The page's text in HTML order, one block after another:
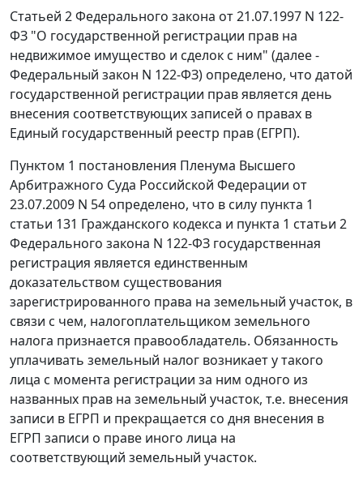
Статьей 2 Федерального закона от 21.07.1997 N 122-
ФЗ "О государственной регистрации прав на
недвижимое имущество и сделок с ним" (далее -
Федеральный закон N 122-ФЗ) определено, что датой
государственной регистрации прав является день
внесения соответствующих записей о правах в
Единый государственный реестр прав (ЕГРП).
Пунктом 1 постановления Пленума Высшего
Арбитражного Суда Российской Федерации от
23.07.2009 N 54 определено, что в силу пункта 1
статьи 131 Гражданского кодекса и пункта 1 статьи 2
Федерального закона N 122-ФЗ государственная
регистрация является единственным
доказательством существования
зарегистрированного права на земельный участок, в
связи с чем, налогоплательщиком земельного
налога признается правообладатель. Обязанность
уплачивать земельный налог возникает у такого
лица с момента регистрации за ним одного из
названных прав на земельный участок, т.е. внесения
записи в ЕГРП и прекращается со дня внесения в
ЕГРП записи о праве иного лица на
соответствующий земельный участок.